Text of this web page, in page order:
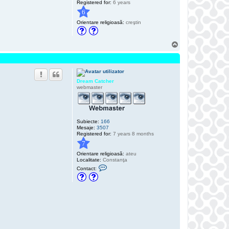
Registered for: 6 years
6
Orientare religioasă: creştin
Dream Catcher
webmaster
Subiecte: 166
Mesaje: 3507
Registered for: 7 years 8 months
7
Orientare religioasă: ateu
Localitate: Constanţa
Contact: